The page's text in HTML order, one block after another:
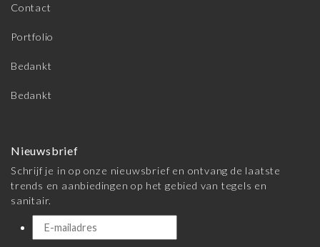
Contact
Portfolio
Bedankt
Bedankt
Nieuwsbrief
Schrijf je in op onze nieuwsbrief en ontvang de laatste
trends en aanbiedingen op het gebied van tegels en
sanitair.